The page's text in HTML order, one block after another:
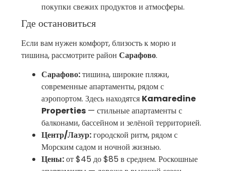
покупки свежих продуктов и атмосферы.
Где остановиться
Если вам нужен комфорт, близость к морю и
тишина, рассмотрите район Сарафово.
Сарафово:тишина, широкие пляжи,
современные апартаменты, рядом с
аэропортом. Здесь находятся Kamaredine
Properties — стильные апартаменты с
балконами, бассейном и зелёной территорией.
Центр/Лазур:городской ритм, рядом с
Морским садом и ночной жизнью.
Цены:от $45 до $85 в среднем. Роскошные